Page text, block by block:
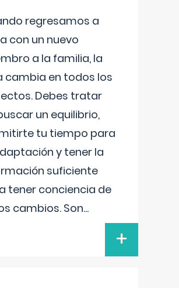
regresamos a
con un nuevo
a la familia, la
cambia en todos los
Debes tratar
un equilibrio,
tu tiempo para
y tener la
suficiente
tener conciencia de
cambios. Son...
+